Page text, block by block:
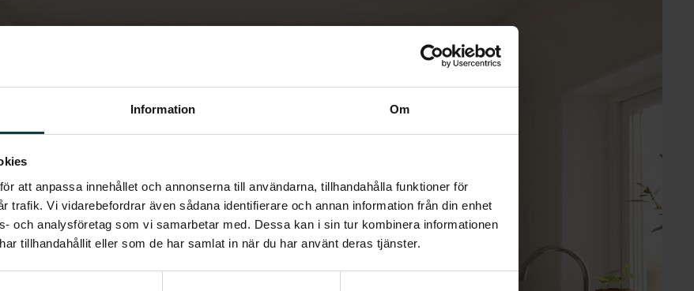
Information Om
att anpassa innehållet och annonserna till användarna, tillhandahålla funktioner för
trafik. Vi vidarebefordrar även sådana identifierare och annan information från din enhet
och analysföretag som vi samarbetar med. Dessa kan i sin tur kombinera informationen
tillhandahållit eller som de har samlat in när du har använt deras tjänster.